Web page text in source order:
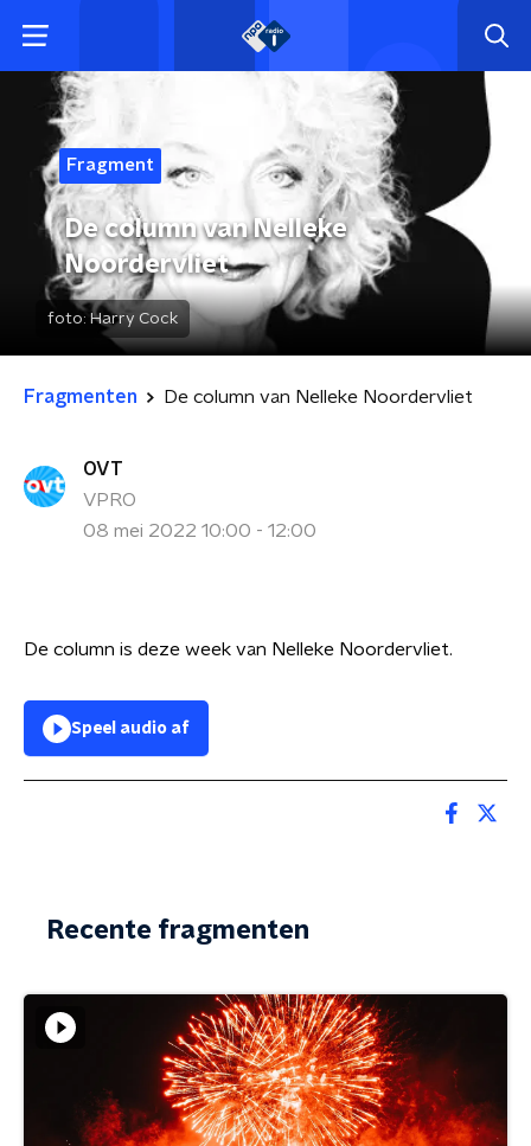
Fragment
De column van Nelleke
Noordervliet
foto: Harry Cock
Fragmenten De column van Nelleke Noordervliet
OVT
VPRO
08 mei 2022 10:00 - 12:00
De column is deze week van Nelleke Noordervliet.
Speel audio af
Recente fragmenten